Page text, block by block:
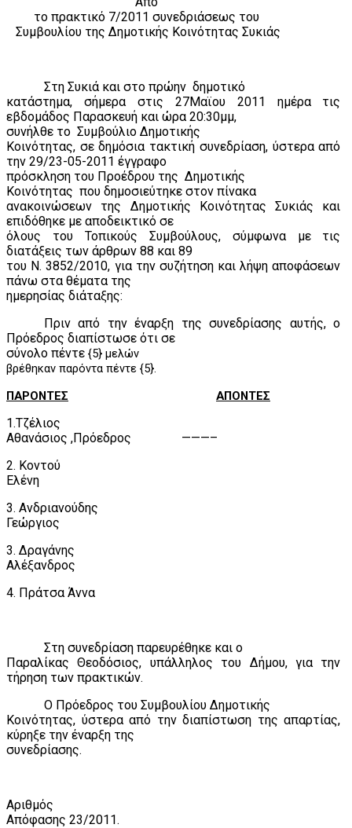
το πρακτικό 7/2011 συνεδριάσεως του
Συμβουλίου της Δημοτικής Κοινότητας Συκιάς
Στη Συκιά και στο πρώην δημοτικό
κατάστημα, σήμερα στις 27Μαϊου 2011 ημέρα τις
εβδομάδος Παρασκευή και ώρα 20:30μμ,
συνήλθε το Συμβούλιο Δημοτικής
Κοινότητας, σε δημόσια τακτική συνεδρίαση, ύστερα από
την 29/23-05-2011 έγγραφο
πρόσκληση του Προέδρου της Δημοτικής
Κοινότητας που δημοσιεύτηκε στον πίνακα
ανακοινώσεων της Δημοτικής Κοινότητας Συκιάς και
επιδόθηκε με αποδεικτικό σε
όλους του Τοπικούς Συμβούλους, σύμφωνα με τις
διατάξεις των άρθρων 88 και 89
του Ν. 3852/2010, για την συζήτηση και λήψη αποφάσεων
πάνω στα θέματα της
ημερησίας διάταξης:
Πριν από την έναρξη της συνεδρίασης αυτής, ο
Πρόεδρος διαπίστωσε ότι σε
σύνολο πέντε {5} μελών
βρέθηκαν παρόντα πέντε {5}.
ΠΑΡΟΝΤΕΣ
ΑΠΟΝΤΕΣ
1.Τζέλιος
Αθανάσιος ,Πρόεδρος
———–
2. Κοντού
Ελένη
3. Ανδριανούδης
Γεώργιος
3. Δραγάνης
Αλέξανδρος
4. Πράτσα Άννα
Στη συνεδρίαση παρευρέθηκε και ο
Παραλίκας Θεοδόσιος, υπάλληλος του Δήμου, για την
τήρηση των πρακτικών.
Ο Πρόεδρος του Συμβουλίου Δημοτικής
Κοινότητας, ύστερα από την διαπίστωση της απαρτίας,
κύρηξε την έναρξη της
συνεδρίασης.
Αριθμός
Απόφασης 23/2011.